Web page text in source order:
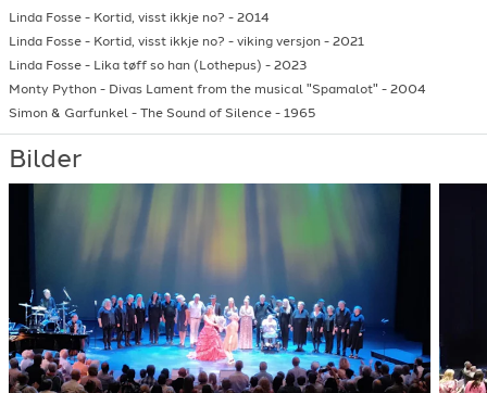
Linda Fosse - Kortid, visst ikkje no? - 2014
Linda Fosse - Kortid, visst ikkje no? - viking versjon - 2021
Linda Fosse - Lika tøff so han (Lothepus) - 2023
Monty Python - Divas Lament from the musical "Spamalot" - 2004
Simon & Garfunkel - The Sound of Silence - 1965
Bilder